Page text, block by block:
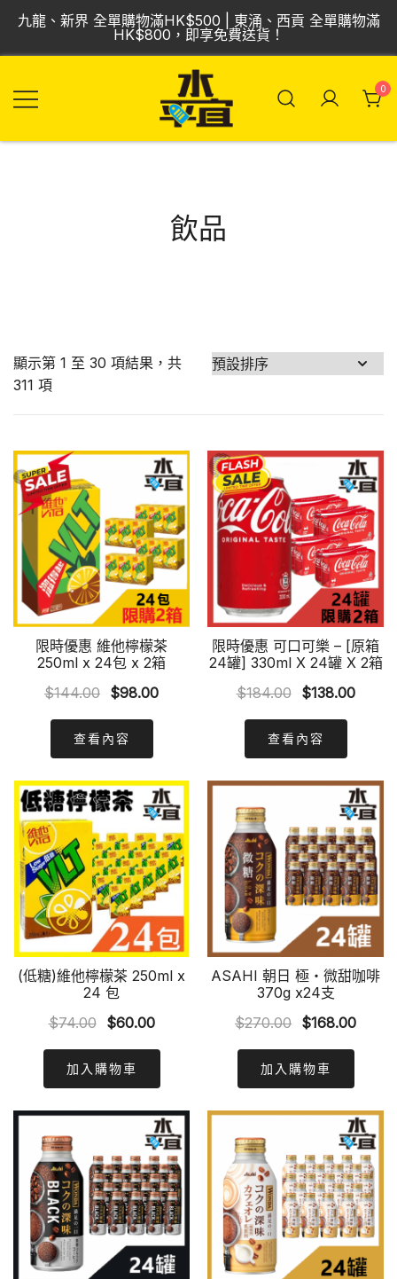
Skip
content
九龍、新界 全單購物滿HK$500 | 東涌、西貢 全單購物滿
HK$800，即享免費送貨！
0
飲品
顯示第 1 至 30 項結果，共
311 項
限時優惠 維他檸檬茶
250ml x 24包 x 2箱
$144.00 Original
was:
$144.00.
$98.00Current
查看內容
限時優惠 可口可樂 – [原箱
24罐] 330ml X 24罐 X 2箱
$184.00
Original
was:
$184.00.
$138.00
查看內容
(低糖)維他檸檬茶 250ml x
24 包
$74.00
Original
was:
$74.00.
$60.00Current
$60.00.
加入購物車
ASAHI 朝日 極‧微甜咖啡
370g x24支
$270.00 Original
was:
$270.00.
$168.00
加入購物車